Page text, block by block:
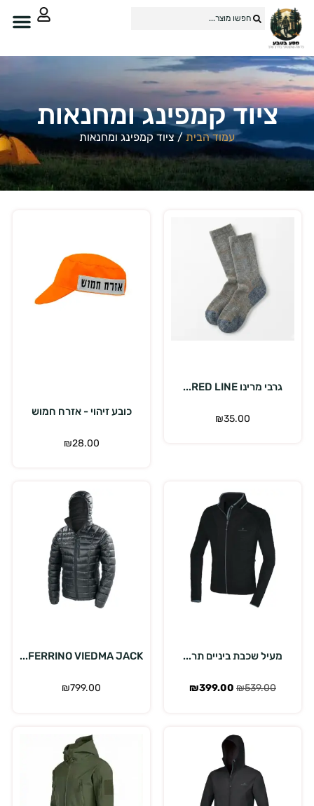
ציוד קמפינג ומחנאות
עמוד הבית/ ציוד קמפינג ומחנאות
גרבי מרינו RED LINE...
₪35.00
כובע זיהוי - אזרח חמוש
₪28.00
מעיל שכבת ביניים תר...
₪539.00
₪399.00
FERRINO VIEDMA JACK...
₪799.00